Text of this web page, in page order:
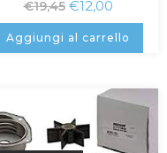
€19,45 €12,00
Aggiungi al carrello